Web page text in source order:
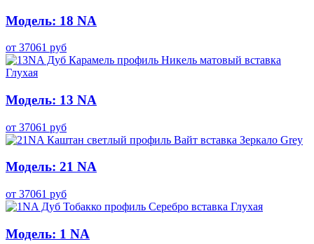
Модель: 18 NA
от 37061 руб
Модель: 13 NA
от 37061 руб
Модель: 21 NA
от 37061 руб
Модель: 1 NA